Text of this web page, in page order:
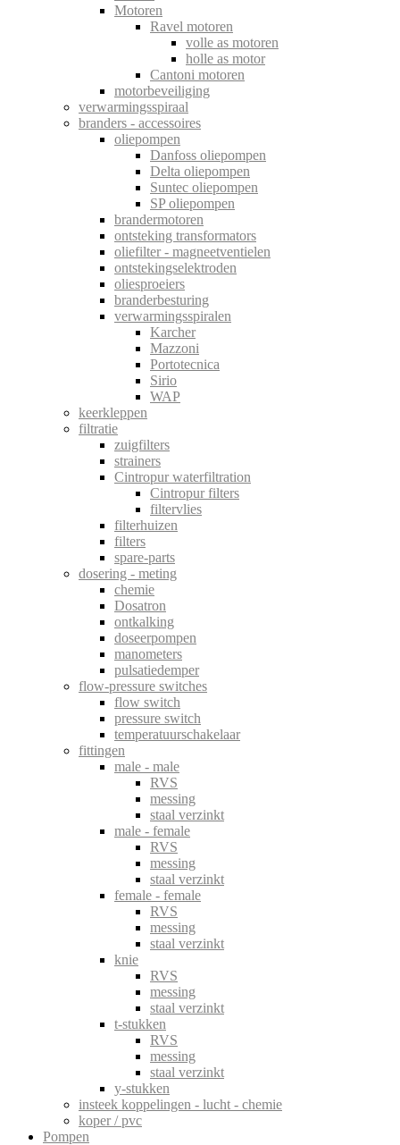
Motoren
Ravel motoren
volle as motoren
holle as motor
Cantoni motoren
motorbeveiliging
verwarmingsspiraal
branders - accessoires
oliepompen
Danfoss oliepompen
Delta oliepompen
Suntec oliepompen
SP oliepompen
brandermotoren
ontsteking transformators
oliefilter - magneetventielen
ontstekingselektroden
oliesproeiers
branderbesturing
verwarmingsspiralen
Karcher
Mazzoni
Portotecnica
Sirio
WAP
keerkleppen
filtratie
zuigfilters
strainers
Cintropur waterfiltration
Cintropur filters
filtervlies
filterhuizen
filters
spare-parts
dosering - meting
chemie
Dosatron
ontkalking
doseerpompen
manometers
pulsatiedemper
flow-pressure switches
flow switch
pressure switch
temperatuurschakelaar
fittingen
male - male
RVS
messing
staal verzinkt
male - female
RVS
messing
staal verzinkt
female - female
RVS
messing
staal verzinkt
knie
RVS
messing
staal verzinkt
t-stukken
RVS
messing
staal verzinkt
y-stukken
insteek koppelingen - lucht - chemie
koper / pvc
Pompen